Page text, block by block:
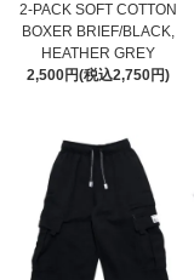
2-PACK SOFT COTTON
BOXER BRIEF/BLACK,
HEATHER GREY
2,500円(税込2,750円)